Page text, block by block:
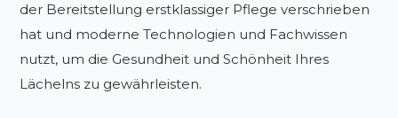
der Bereitstellung erstklassiger Pflege verschrieben
hat und moderne Technologien und Fachwissen
nutzt, um die Gesundheit und Schönheit Ihres
Lächelns zu gewährleisten.